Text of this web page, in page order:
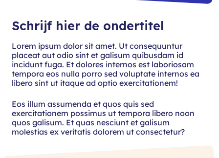
Schrijf hier de ondertitel
Lorem ipsum dolor sit amet. Ut consequuntur
placeat aut odio sint et galisum quibusdam id
incidunt fuga. Et dolores internos est laboriosam
tempora eos nulla porro sed voluptate internos ea
libero sint ut itaque ad optio exercitationem!
Eos illum assumenda et quos quis sed
exercitationem possimus ut tempora libero noon
quos galisum. Et quas nesciunt et galisum
molestias ex veritatis dolorem ut consectetur?